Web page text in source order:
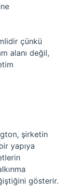
çünkü
alanı değil,
şirketin
yapıya
gösterir.